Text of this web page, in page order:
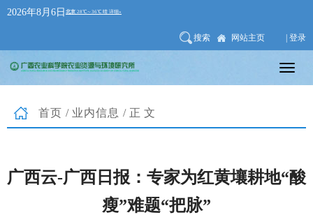
2026年8月6日
搜索 网站主页 | 登录
首页 / 业内信息 /正文
广西云-广西日报：专家为红黄壤耕地“酸
瘦”难题“把脉”